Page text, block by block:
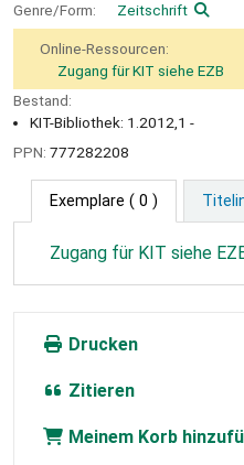
Genre/Form:
Zeitschrift
Online-Ressourcen:
Zugang für KIT siehe EZB
Bestand:
KIT-Bibliothek: 1.2012,1 -
PPN: 777282208
Exemplare ( 0 )
Zugang für KIT siehe
Drucken
Zitieren
Meinem Korb